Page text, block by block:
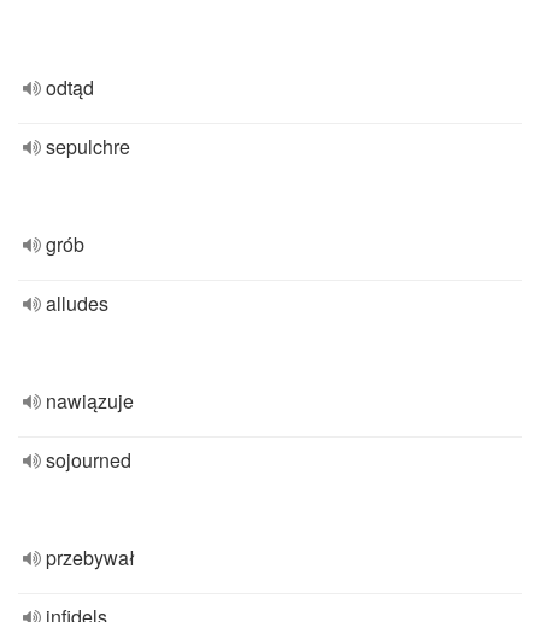
odtąd
sepulchre
grób
alludes
nawiązuje
sojourned
przebywał